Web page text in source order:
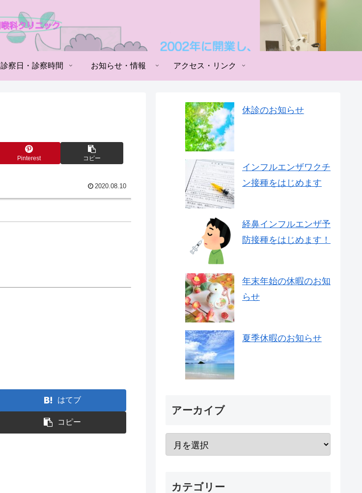
診察日・診察時間 お知らせ・情報 アクセス・リンク
Pinterest コピー
2020.08.10
はてブ
コピー
休診のお知らせ
インフルエンザワクチ
ン接種をはじめます
経鼻インフルエンザ予
防接種をはじめます！
年末年始の休暇のお知
らせ
夏季休暇のお知らせ
アーカイブ
カテゴリー